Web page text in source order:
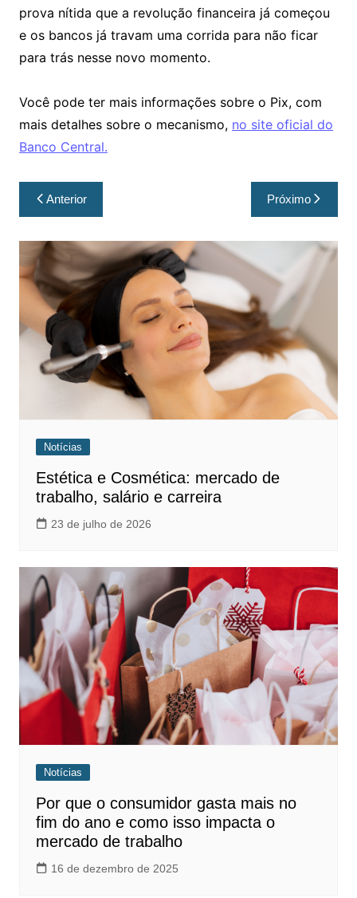
prova nítida que a revolução financeira já começou
e os bancos já travam uma corrida para não ficar
para trás nesse novo momento.
Você pode ter mais informações sobre o Pix, com
mais detalhes sobre o mecanismo, no site oficial do
Banco Central.
Anterior Próximo
Notícias
Estética e Cosmética: mercado de
trabalho, salário e carreira
23 de julho de 2026
Notícias
Por que o consumidor gasta mais no
fim do ano e como isso impacta o
mercado de trabalho
16 de dezembro de 2025